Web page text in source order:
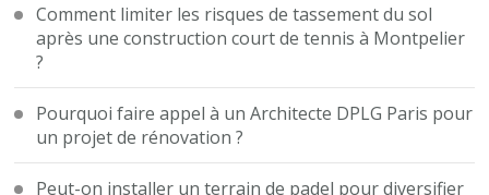
Comment limiter les risques de tassement du sol
après une construction court de tennis à Montpelier
?
Pourquoi faire appel à un Architecte DPLG Paris pour
un projet de rénovation ?
Peut-on installer un terrain de padel pour diversifier